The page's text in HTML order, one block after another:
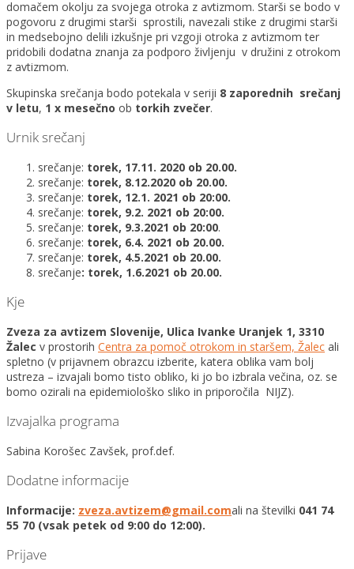
domačem okolju za svojega otroka z avtizmom. Starši se bodo v
pogovoru z drugimi starši sprostili, navezali stike z drugimi starši
in medsebojno delili izkušnje pri vzgoji otroka z avtizmom ter
pridobili dodatna znanja za podporo življenju v družini z otrokom
z avtizmom.
Skupinska srečanja bodo potekala v seriji 8 zaporednih srečanj
v letu, 1 x mesečno ob torkih zvečer.
Urnik srečanj
srečanje: torek, 17.11. 2020 ob 20.00.
srečanje: torek, 8.12.2020 ob 20.00.
srečanje: torek, 12.1. 2021 ob 20:00.
srečanje: torek, 9.2. 2021 ob 20:00.
srečanje: torek, 9.3.2021 ob 20:00.
srečanje: torek, 6.4. 2021 ob 20.00.
srečanje: torek, 4.5.2021 ob 20.00.
srečanje: torek, 1.6.2021 ob 20.00.
Kje
Zveza za avtizem Slovenije, Ulica Ivanke Uranjek 1, 3310
Žalec v prostorih Centra za pomoč otrokom in staršem, Žalec ali
spletno (v prijavnem obrazcu izberite, katera oblika vam bolj
ustreza – izvajali bomo tisto obliko, ki jo bo izbrala večina, oz. se
bomo ozirali na epidemiološko sliko in priporočila NIJZ).
Izvajalka programa
Sabina Korošec Zavšek, prof.def.
Dodatne informacije
Informacije: zveza.avtizem@gmail.comali na številki 041 74
55 70 (vsak petek od 9:00 do 12:00).
Prijave